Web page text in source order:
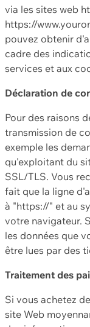
via les sites web
https://
pouvez obtenir
cadre des
services et aux
Déclaration de
Pour des raisons
transmission de
exemple les
qu'exploitant du
SSL/TLS. Vous
fait que la ligne
à "https://" et au
votre navigateur.
les données que
être lues par des
Traitement des
Si vous achetez
site Web